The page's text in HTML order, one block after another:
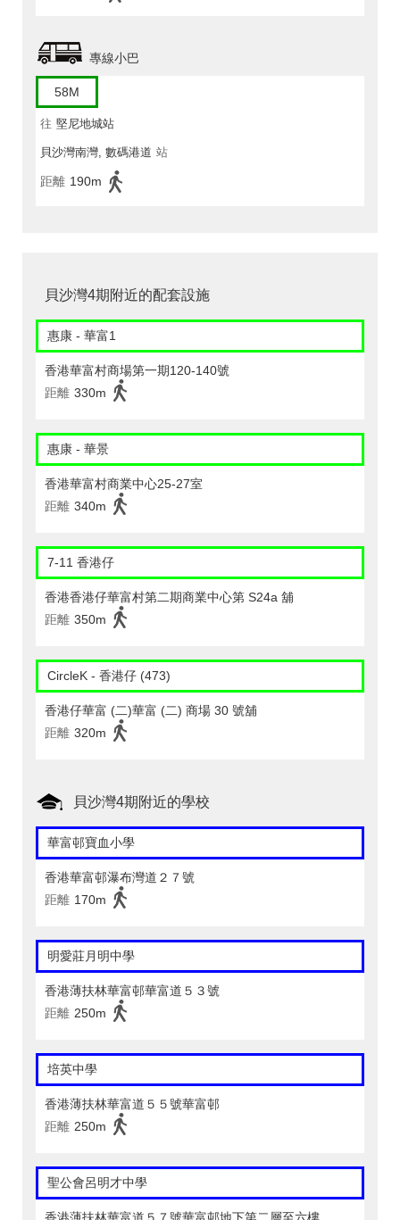
專線小巴
58M
往 堅尼地城站
貝沙灣南灣, 數碼港道 站
距離 190m
貝沙灣4期附近的配套設施
惠康 - 華富1
香港華富村商場第一期120-140號
距離 330m
惠康 - 華景
香港華富村商業中心25-27室
距離 340m
7-11 香港仔
香港香港仔華富村第二期商業中心第 S24a 舖
距離 350m
CircleK - 香港仔 (473)
香港仔華富 (二)華富 (二) 商場 30 號舖
距離 320m
貝沙灣4期附近的學校
華富邨寶血小學
香港華富邨瀑布灣道２７號
距離 170m
明愛莊月明中學
香港薄扶林華富邨華富道５３號
距離 250m
培英中學
香港薄扶林華富道５５號華富邨
距離 250m
聖公會呂明才中學